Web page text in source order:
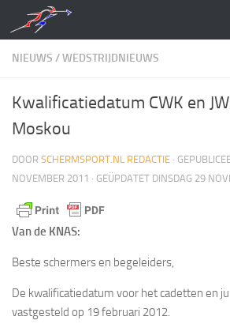
Doorgaan naar inhoud
NIEUWS /WEDSTRIJDNIEUWS
Kwalificatiedatum CWK en
Moskou
DOOR SCHERMSPORT.NL REDACTIE ·
NOVEMBER 2011 · GEÜPDATET DINSDAG 29
Van de KNAS:
Beste schermers en begeleiders,
De kwalificatiedatum voor het cadetten en
vastgesteld op 19 februari 2012.